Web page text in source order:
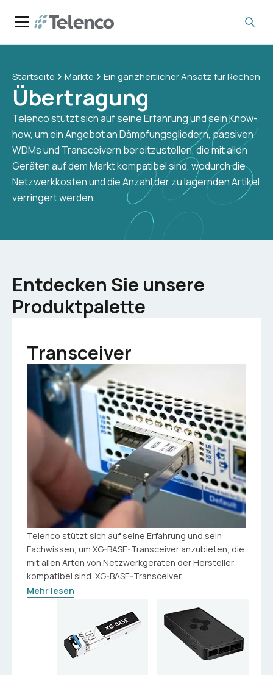
Startseite Märkte Ein ganzheitlicher Ansatz für
Übertragung
Telenco stützt sich auf seine Erfahrung und sein Know-
how, um ein Angebot an Dämpfungsgliedern, passiven
WDMs und Transceivern bereitzustellen, die mit allen
Geräten auf dem Markt kompatibel sind, wodurch die
Netzwerkkosten und die Anzahl der zu lagernden Artikel
verringert werden.
Entdecken Sie unsere
Produktpalette
Transceiver
Telenco stützt sich auf seine Erfahrung und sein
Fachwissen, um XG-BASE-Transceiver anzubieten, die
mit allen Arten von Netzwerkgeräten der Hersteller
kompatibel sind. XG-BASE-Transceiver…...
Mehr lesen